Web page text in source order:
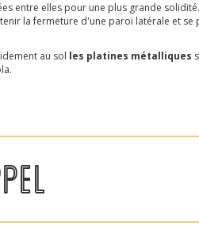
entre elles pour une plus grande
la fermeture d'une paroi latérale et
au sol les platines métalliques